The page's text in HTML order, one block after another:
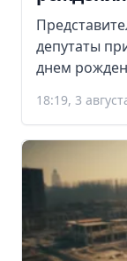
депутаты
днем
18:19, 3